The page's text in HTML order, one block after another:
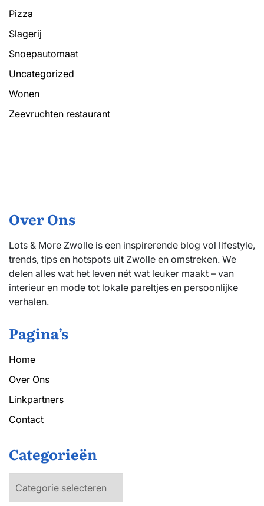
Pizza
Slagerij
Snoepautomaat
Uncategorized
Wonen
Zeevruchten restaurant
Over Ons
Lots & More Zwolle is een inspirerende blog vol lifestyle,
trends, tips en hotspots uit Zwolle en omstreken. We
delen alles wat het leven nét wat leuker maakt – van
interieur en mode tot lokale pareltjes en persoonlijke
verhalen.
Pagina’s
Home
Over Ons
Linkpartners
Contact
Categorieën